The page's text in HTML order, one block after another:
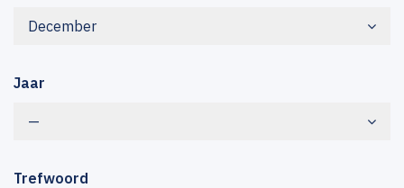
December
Jaar
—
Trefwoord